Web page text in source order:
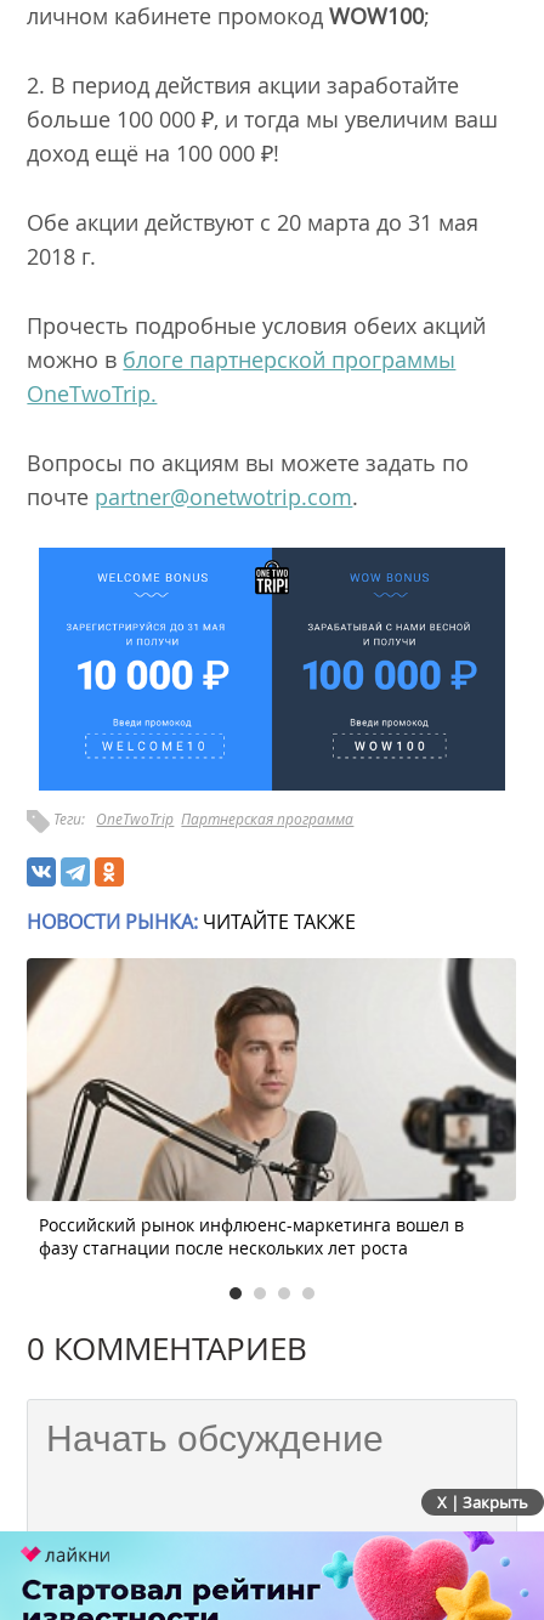
личном кабинете промокодWOW100;
2. В период действия акции заработайте
больше 100 000 ₽, и тогда мы увеличим ваш
доход ещё на 100 000 ₽!
Обе акции действуют с 20 марта до 31 мая
2018 г.
Прочесть подробные условия обеих акций
можно в блоге партнерской программы
OneTwoTrip.
Вопросы по акциям вы можете задать по
почте partner@onetwotrip.com.
Теги: OneTwoTrip Партнерская программа
НОВОСТИ РЫНКА: ЧИТАЙТЕ ТАКЖЕ
Российский рынок инфлюенс-маркетинга вошел в
фазу стагнации после нескольких лет роста
0 КОММЕНТАРИЕВ
X | Закрыть